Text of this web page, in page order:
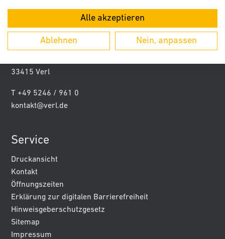
Kontakt
33415 Verl
T +49 5246 / 961 0
kontakt@verl.de
Service
Druckansicht
Kontakt
Öffnungszeiten
Erklärung zur digitalen Barrierefreiheit
Hinweisgeberschutzgesetz
Sitemap
Impressum
Alle akzeptieren
Ablehnen Nein, anpassen